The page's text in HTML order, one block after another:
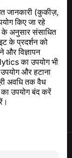
जानकारी (कुकीज़,
किए जा रहे
के अनुसार संसाधित
के प्रदर्शन को
और विज्ञापन
का उपयोग भी
और हटाना
अवधि तक वैध
उपयोग बंद करें